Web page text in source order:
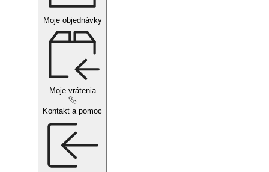
Moje objednávky
Moje vrátenia
Kontakt a pomoc